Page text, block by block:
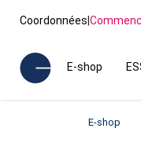
Coordonnées|
E-shop
E-shop